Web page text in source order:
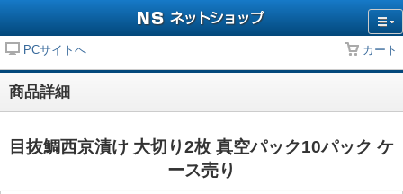
PCサイトへ カート
商品詳細
目抜鯛西京漬け 大切り2枚 真空パック10パック ケ
ース売り